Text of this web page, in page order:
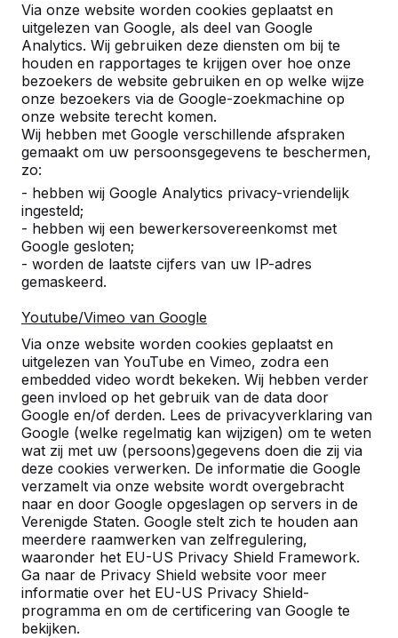
Via onze website worden cookies geplaatst en
uitgelezen van Google, als deel van Google
Analytics. Wij gebruiken deze diensten om bij te
houden en rapportages te krijgen over hoe onze
bezoekers de website gebruiken en op welke wijze
onze bezoekers via de Google-zoekmachine op
onze website terecht komen.
Wij hebben met Google verschillende afspraken
gemaakt om uw persoonsgegevens te beschermen,
zo:
- hebben wij Google Analytics privacy-vriendelijk
ingesteld;
- hebben wij een bewerkersovereenkomst met
Google gesloten;
- worden de laatste cijfers van uw IP-adres
gemaskeerd.
Youtube/Vimeo van Google
Via onze website worden cookies geplaatst en
uitgelezen van YouTube en Vimeo, zodra een
embedded video wordt bekeken. Wij hebben verder
geen invloed op het gebruik van de data door
Google en/of derden. Lees de privacyverklaring van
Google (welke regelmatig kan wijzigen) om te weten
wat zij met uw (persoons)gegevens doen die zij via
deze cookies verwerken. De informatie die Google
verzamelt via onze website wordt overgebracht
naar en door Google opgeslagen op servers in de
Verenigde Staten. Google stelt zich te houden aan
meerdere raamwerken van zelfregulering,
waaronder het EU-US Privacy Shield Framework.
Ga naar de Privacy Shield website voor meer
informatie over het EU-US Privacy Shield-
programma en om de certificering van Google te
bekijken.
Set ovale planken
€ 170,00 excl. BTW
Product bekijken